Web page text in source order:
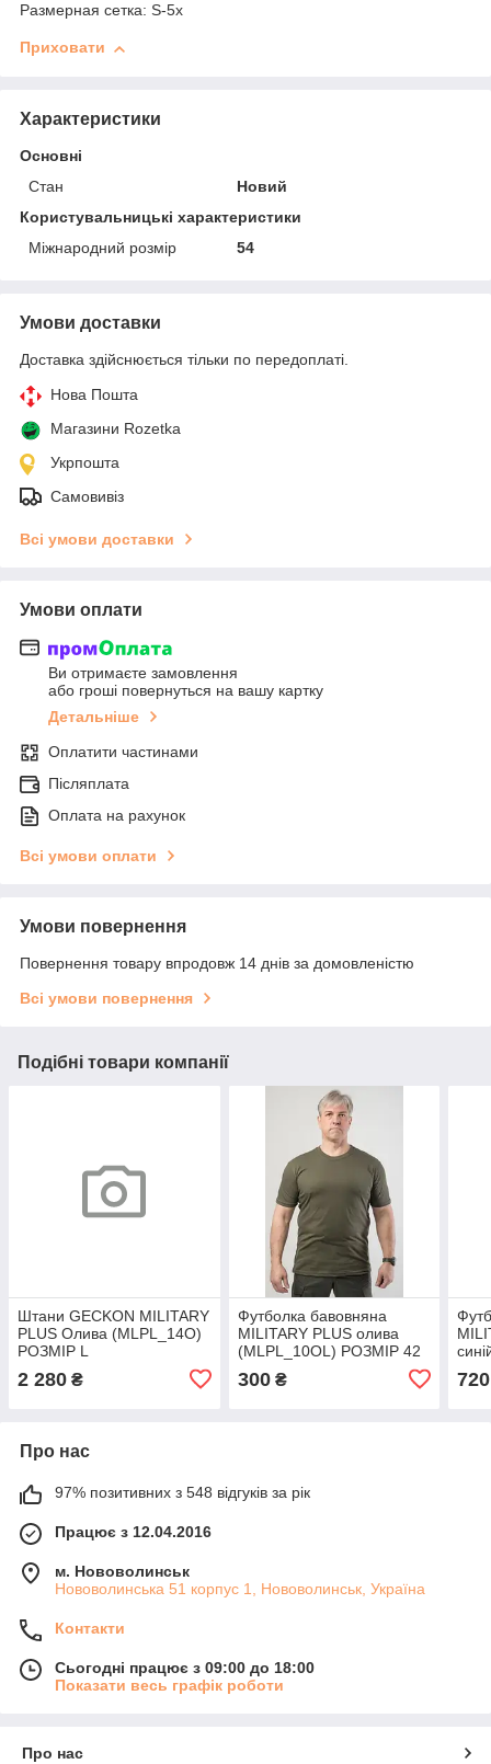
Размерная сетка: S-5x
Приховати
Характеристики
Основні
Стан
Новий
Користувальницькі характеристики
Міжнародний розмір
54
Умови доставки
Доставка здійснюється тільки по передоплаті.
Нова Пошта
Магазини Rozetka
Укрпошта
Самовивіз
Всі умови доставки
Умови оплати
Ви отримаєте замовлення
або гроші повернуться на вашу картку
Детальніше
Оплатити частинами
Післяплата
Оплата на рахунок
Всі умови оплати
Умови повернення
Повернення товару впродовж 14 днів за домовленістю
Всі умови повернення
Подібні товари компанії
Штани GECKON MILITARY
PLUS Олива (MLPL_14O)
РОЗМІР L
2 280 ₴
Футболка бавовняна
MILITARY PLUS олива
(MLPL_10OL) РОЗМІР 42
300₴ 720
Про нас
97% позитивних з 548 відгуків за рік
Працює з 12.04.2016
м. Нововолинськ
Нововолинська 51 корпус 1, Нововолинськ, Україна
Контакти
Сьогодні працює з 09:00 до 18:00
Показати весь графік роботи
Про нас